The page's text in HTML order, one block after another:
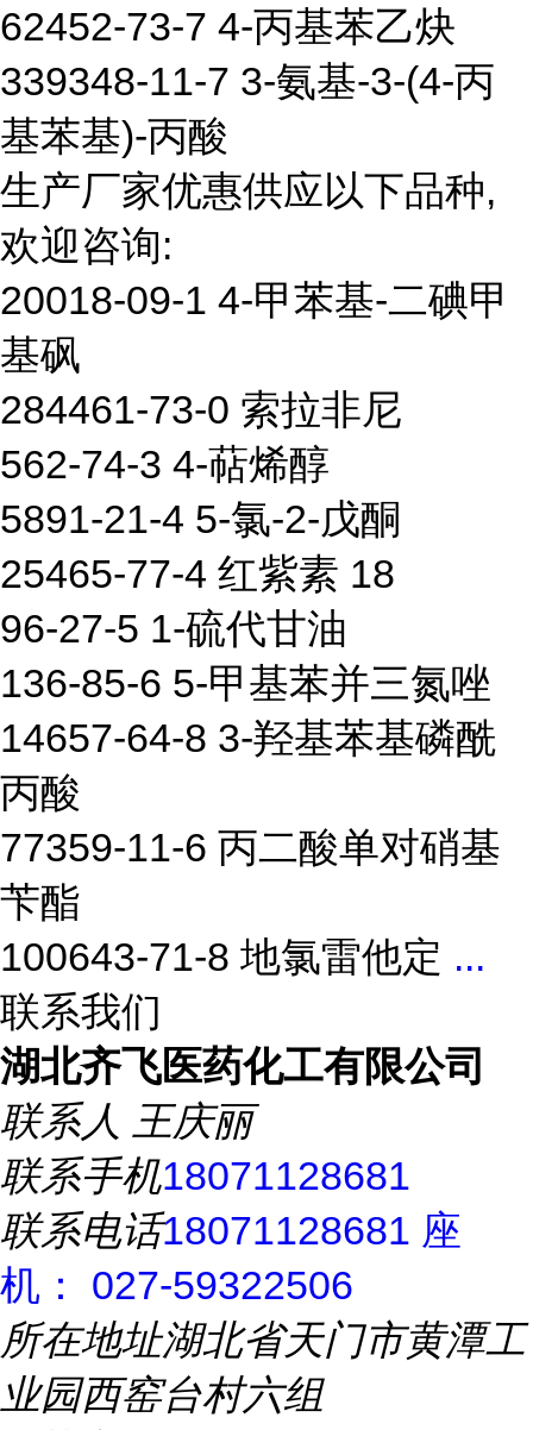
62452-73-7 4-丙基苯乙炔
339348-11-7 3-氨基-3-(4-丙
基苯基)-丙酸
生产厂家优惠供应以下品种,
欢迎咨询:
20018-09-1 4-甲苯基-二碘甲
基砜
284461-73-0 索拉非尼
562-74-3 4-萜烯醇
5891-21-4 5-氯-2-戊酮
25465-77-4 红紫素 18
96-27-5 1-硫代甘油
136-85-6 5-甲基苯并三氮唑
14657-64-8 3-羟基苯基磷酰
丙酸
77359-11-6 丙二酸单对硝基
苄酯
100643-71-8 地氯雷他定 ...
联系我们
湖北齐飞医药化工有限公司
联系人 王庆丽
联系手机18071128681
联系电话18071128681 座
机： 027-59322506
所在地址湖北省天门市黄潭工
业园西窑台村六组